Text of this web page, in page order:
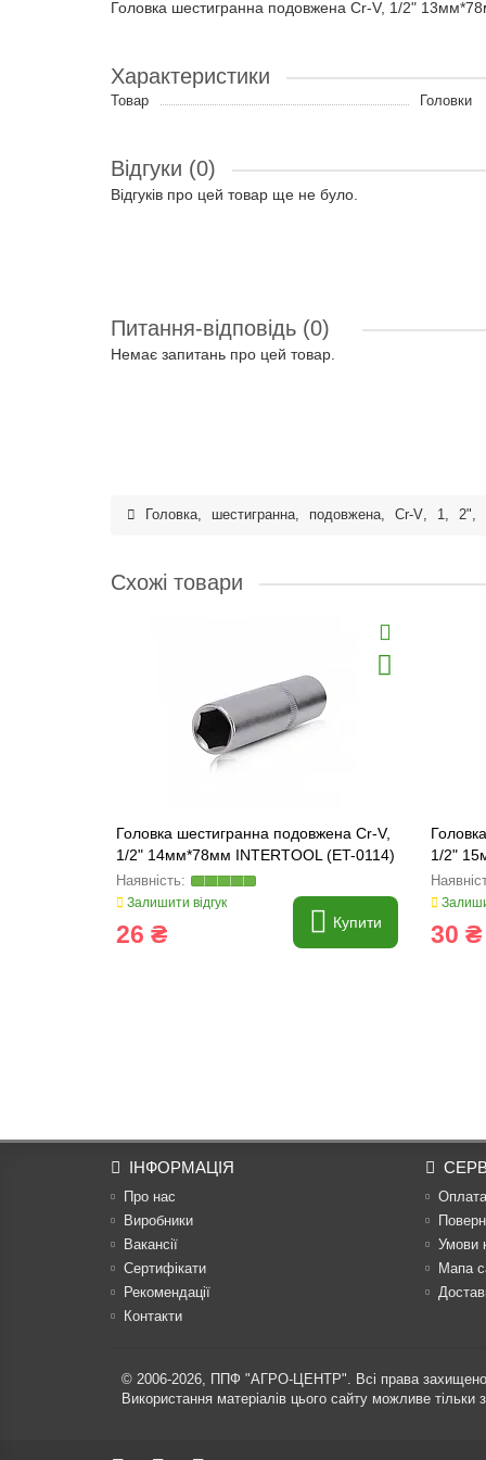
Головка шестигранна подовжена Cr-V, 1/2"
Характеристики
Товар Головки
Відгуки (0)
Відгуків про цей товар ще не було.
Питання-відповідь (0)
Немає запитань про цей товар.
Головка, шестигранна, подовжена, Cr-V, 1, 2",
Схожі товари
Головка шестигранна подовжена Cr-V,
1/2" 14мм*78мм INTERTOOL (ET-0114)
Залишити відгук
26 ₴ Купити
1/2"
30 ₴
ІНФОРМАЦІЯ
Про нас
Виробники
Вакансії
Сертифікати
Рекомендації
Контакти
Оплата
Умови
Мапа
© 2006-2026, ППФ "АГРО-ЦЕНТР". Всі права
Використання матеріалів цього сайту можливе